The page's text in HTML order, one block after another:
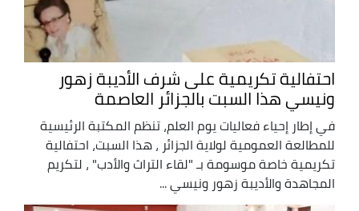
احتفالية تكريمية على شرف الأديبة زهور
ونيسي هذا السبت بالجزائر العاصمة
في إطار إحياء فعاليات يوم العلم، تنظم المكتبة الرئيسية
للمطالعة العمومية لولاية الجزائر ، هذا السبت، احتفالية
تكريمية خاصة موسومة بـ "لقاء التراث والأدب" ، لتكريم
المجاهدة والأديبة زهور ونيسي ...